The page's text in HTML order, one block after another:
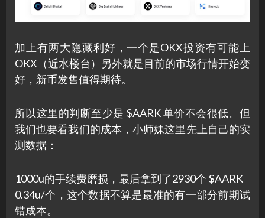
加上有两大隐藏利好，一个是OKX投资有可能上
OKX（近水楼台）另外就是目前的市场行情开始变
好，新币发售值得期待。
所以这里的判断至少是 $AARK 单价不会很低。但
我们也要看我们的成本，小师妹这里先上自己的实
测数据：
1000u的手续费磨损，最后拿到了2930个 $AARK
0.34u/个，这个数据不算是最准的有一部分前期试
错成本。